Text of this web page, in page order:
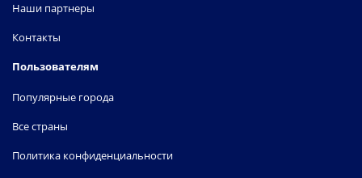
Наши партнеры
Контакты
Пользователям
Популярные города
Все страны
Политика конфиденциальности